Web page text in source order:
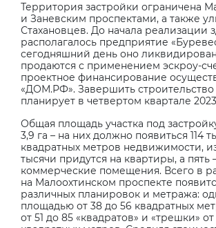
Территория застройки ограничена
и Заневским проспектами, а также
Стахановцев. До начала реализации
располагалось предприятие
сегодняшний день оно
продаются с применением эскроу-
проектное финансирование
«ДОМ.РФ». Завершить
планирует в четвертом квартале
Общая площадь участка под
3,9 га – на них должно появиться 114
квадратных метров недвижимости,
тысячи придутся на квартиры, а пять
коммерческие помещения. Всего в
на Малоохтинском проспекте
различных планировок и метража:
площадью от 38 до 56 квадратных
от 51 до 85 «квадратов» и «трешки» от